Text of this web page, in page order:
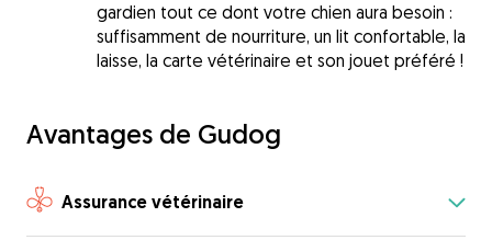
gardien tout ce dont votre chien aura besoin :
suffisamment de nourriture, un lit confortable, la
laisse, la carte vétérinaire et son jouet préféré !
Avantages de Gudog
Assurance vétérinaire